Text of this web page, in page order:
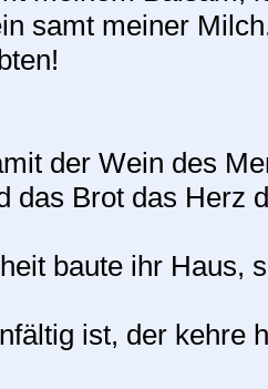
samt meiner
der Wein des
das Brot das Herz
baute ihr Haus,
ist, der kehre